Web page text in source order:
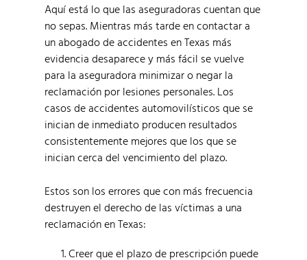
Aquí está lo que las aseguradoras cuentan que
no sepas. Mientras más tarde en contactar a
un abogado de accidentes en Texas más
evidencia desaparece y más fácil se vuelve
para la aseguradora minimizar o negar la
reclamación por lesiones personales. Los
casos de accidentes automovilísticos que se
inician de inmediato producen resultados
consistentemente mejores que los que se
inician cerca del vencimiento del plazo.
Estos son los errores que con más frecuencia
destruyen el derecho de las víctimas a una
reclamación en Texas:
Creer que el plazo de prescripción puede